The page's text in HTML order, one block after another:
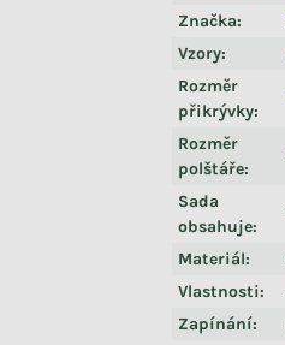
Značka:
Vzory:
Rozměr
přikrývky:
Rozměr
polštáře:
Sada
obsahuje:
Materiál:
Vlastnosti:
Zapínání: